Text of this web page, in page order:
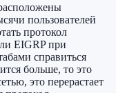
пользователей
протокол
EIGRP при
справиться
больше, то это
это перерастает